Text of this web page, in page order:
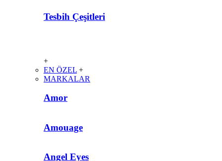
Tesbih Çeşitleri
+
EN ÖZEL +
MARKALAR
Amor
Amouage
Angel Eyes